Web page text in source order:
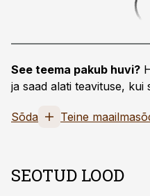
See teema pakub huvi?
ja saad alati teavituse, kui
Sõda Teine
SEOTUD LOOD